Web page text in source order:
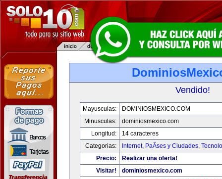
Vendido!
Mayusculas:
DOMINIOSMEXICO.COM
Minusculas:
dominiosmexico.com
Longitud:
14 caracteres
Categorias:
Internet, PaÃ­ses y Ciudades,
Precio:
Realizar una oferta!
Visitar!
dominiosmexico.com